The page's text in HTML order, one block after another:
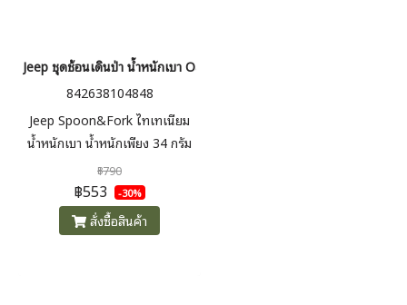
Jeep ชุดช้อนเดินป่า น้ำหนักเบา Oasis Titan Spoon&Fork
842638104848
Jeep Spoon&Fork ไทเทเนียม
น้ำหนักเบา น้ำหนักเพียง 34 กรัม
(2 ชิ้น) สำหรับผู้ที่ต้องการอุปกรณ์
น้ำหนักเบา
฿790
฿553 -30%
สั่งซื้อสินค้า